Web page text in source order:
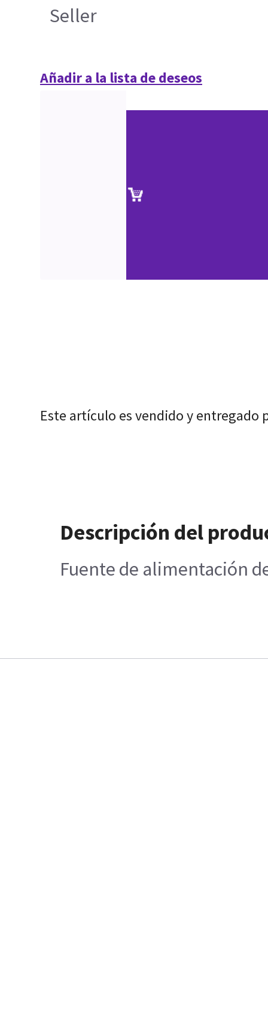
Seller
Añadir a la lista de deseos
Este artículo es vendido y entregado
Descripción del
Fuente de alimentación